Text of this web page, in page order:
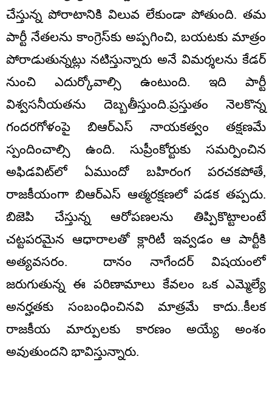
చేస్తున్న పోరాటానికి విలువ లేకుండా పోతుంది. తమ
పార్టీ నేతలను కాంగ్రెస్‌కు అప్పగించి, బయటకు మాత్రం
పోరాడుతున్నట్లు నటిస్తున్నారు అనే విమర్శలను కేడర్
నుంచి ఎదుర్కోవాల్సి ఉంటుంది. ఇది పార్టీ
విశ్వసనీయతను దెబ్బతీస్తుంది.ప్రస్తుతం నెలకొన్న
గందరగోళంపై బిఆర్ఎస్ నాయకత్వం తక్షణమే
స్పందించాల్సి ఉంది. సుప్రీంకోర్టుకు సమర్పించిన
అఫిడవిట్‌లో ఏముందో బహిరంగ పరచకపోతే,
రాజకీయంగా బిఆర్ఎస్ ఆత్మరక్షణలో పడక తప్పదు.
బిజెపి చేస్తున్న ఆరోపణలను తిప్పికొట్టాలంటే
చట్టపరమైన ఆధారాలతో క్లారిటీ ఇవ్వడం ఆ పార్టీకి
అత్యవసరం. దానం నాగేందర్ విషయంలో
జరుగుతున్న ఈ పరిణామాలు కేవలం ఒక ఎమ్మెల్యే
అనర్హతకు సంబంధించినవి మాత్రమే కాదు..కీలక
రాజకీయ మార్పులకు కారణం అయ్యే అంశం
అవుతుందని భావిస్తున్నారు.